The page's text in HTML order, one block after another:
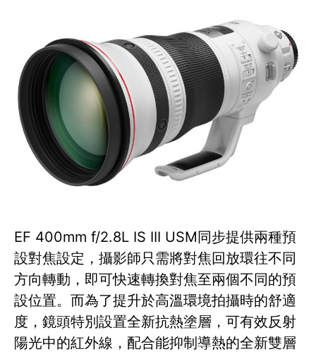
EF 400mm f/2.8L IS III USM同步提供兩種預
設對焦設定，攝影師只需將對焦回放環往不同
方向轉動，即可快速轉換對焦至兩個不同的預
設位置。而為了提升於高溫環境拍攝時的舒適
度，鏡頭特別設置全新抗熱塗層，可有效反射
陽光中的紅外線，配合能抑制導熱的全新雙層